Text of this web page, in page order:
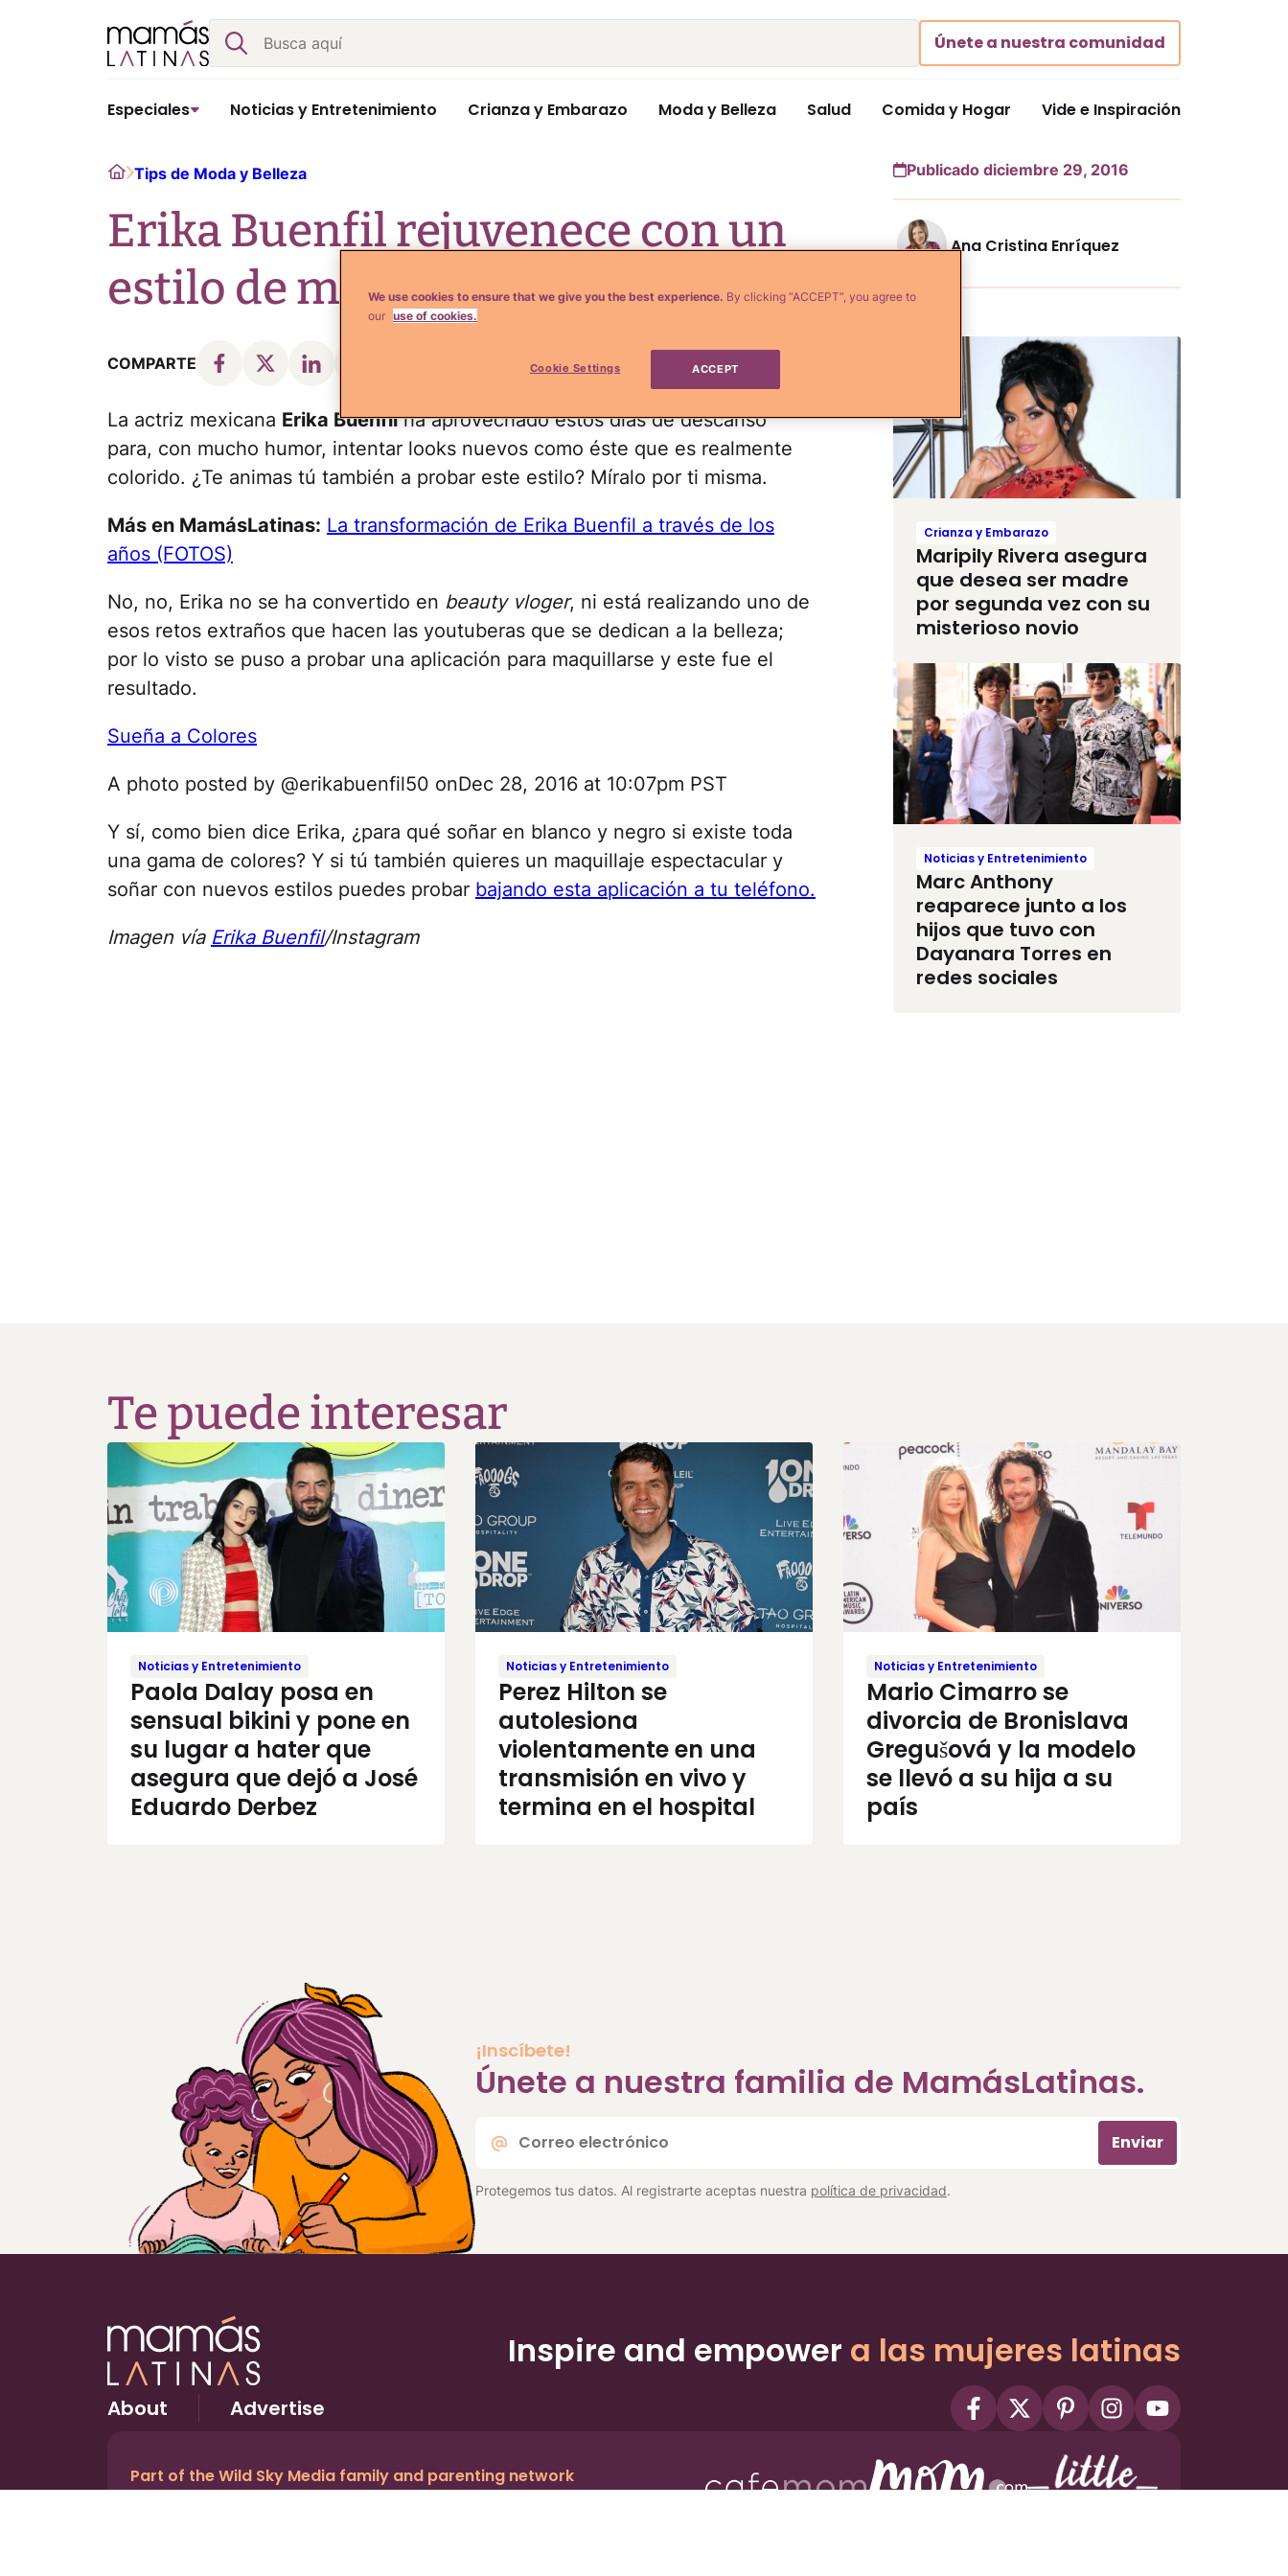
Buscar
Únete a nuestra comunidad
Especiales Noticias y Entretenimiento Crianza y Embarazo Moda y Belleza Salud Comida y Hogar Vide e Inspiración
HomeTips de Moda y Belleza
Erika Buenfil rejuvenece con un
estilo de maquillaje muy colorido
COMPARTE
La actriz mexicana Erika Buenfilha aprovechado estos días de descanso
para, con mucho humor, intentar looks nuevos como éste que es realmente
colorido. ¿Te animas tú también a probar este estilo? Míralo por ti misma.
Más en MamásLatinas: La transformación de Erika Buenfil a través de los
años (FOTOS)
No, no, Erika no se ha convertido en beauty vloger, ni está realizando uno de
esos retos extraños que hacen las youtuberas que se dedican a la belleza;
por lo visto se puso a probar una aplicación para maquillarse y este fue el
resultado.
Sueña a Colores
A photo posted by @erikabuenfil50 onDec 28, 2016 at 10:07pm PST
Y sí, como bien dice Erika, ¿para qué soñar en blanco y negro si existe toda
una gama de colores? Y si tú también quieres un maquillaje espectacular y
soñar con nuevos estilos puedes probar bajando esta aplicación a tu teléfono.
Imagen vía Erika Buenfil/Instagram
Publicado diciembre 29, 2016
Ana Cristina Enríquez
Crianza y Embarazo
Maripily Rivera asegura
que desea ser madre
por segunda vez con su
misterioso novio
Noticias y Entretenimiento
Marc Anthony
reaparece junto a los
hijos que tuvo con
Dayanara Torres en
redes sociales
Te puede interesar
Noticias y Entretenimiento
Paola Dalay posa en
sensual bikini y pone en
su lugar a hater que
asegura que dejó a José
Eduardo Derbez
Noticias y Entretenimiento
Perez Hilton se
autolesiona
violentamente en una
transmisión en vivo y
termina en el hospital
Noticias y Entretenimiento
Mario Cimarro se
divorcia de Bronislava
Gregušová y la modelo
se llevó a su hija a su
país
¡Inscíbete!
Únete a nuestra familia de MamásLatinas.
electrónico
Enviar
Protegemos tus datos. Al registrarte aceptas nuestra política de privacidad.
Inspire and empower a las mujeres latinas
About Advertise
Part of the Wild Sky Media family and parenting network
We use cookies to ensure that we give you the best experience. By clicking “ACCEPT”, you agree to
our use of cookies.
Cookie Settings ACCEPT